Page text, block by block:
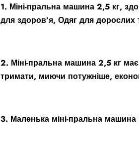
1. Міні-пральна машина 2,5 кг,
для здоров’я, Одяг для дорослих
2. Міні-пральна машина 2,5 кг
тримати, миючи потужніше,
3. Маленька міні-пральна машина